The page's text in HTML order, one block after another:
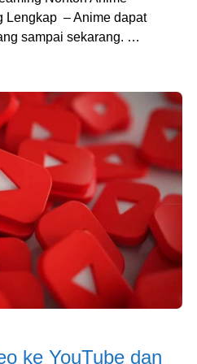
Lengkap – Anime dapat
sampai sekarang. …
ke YouTube dan